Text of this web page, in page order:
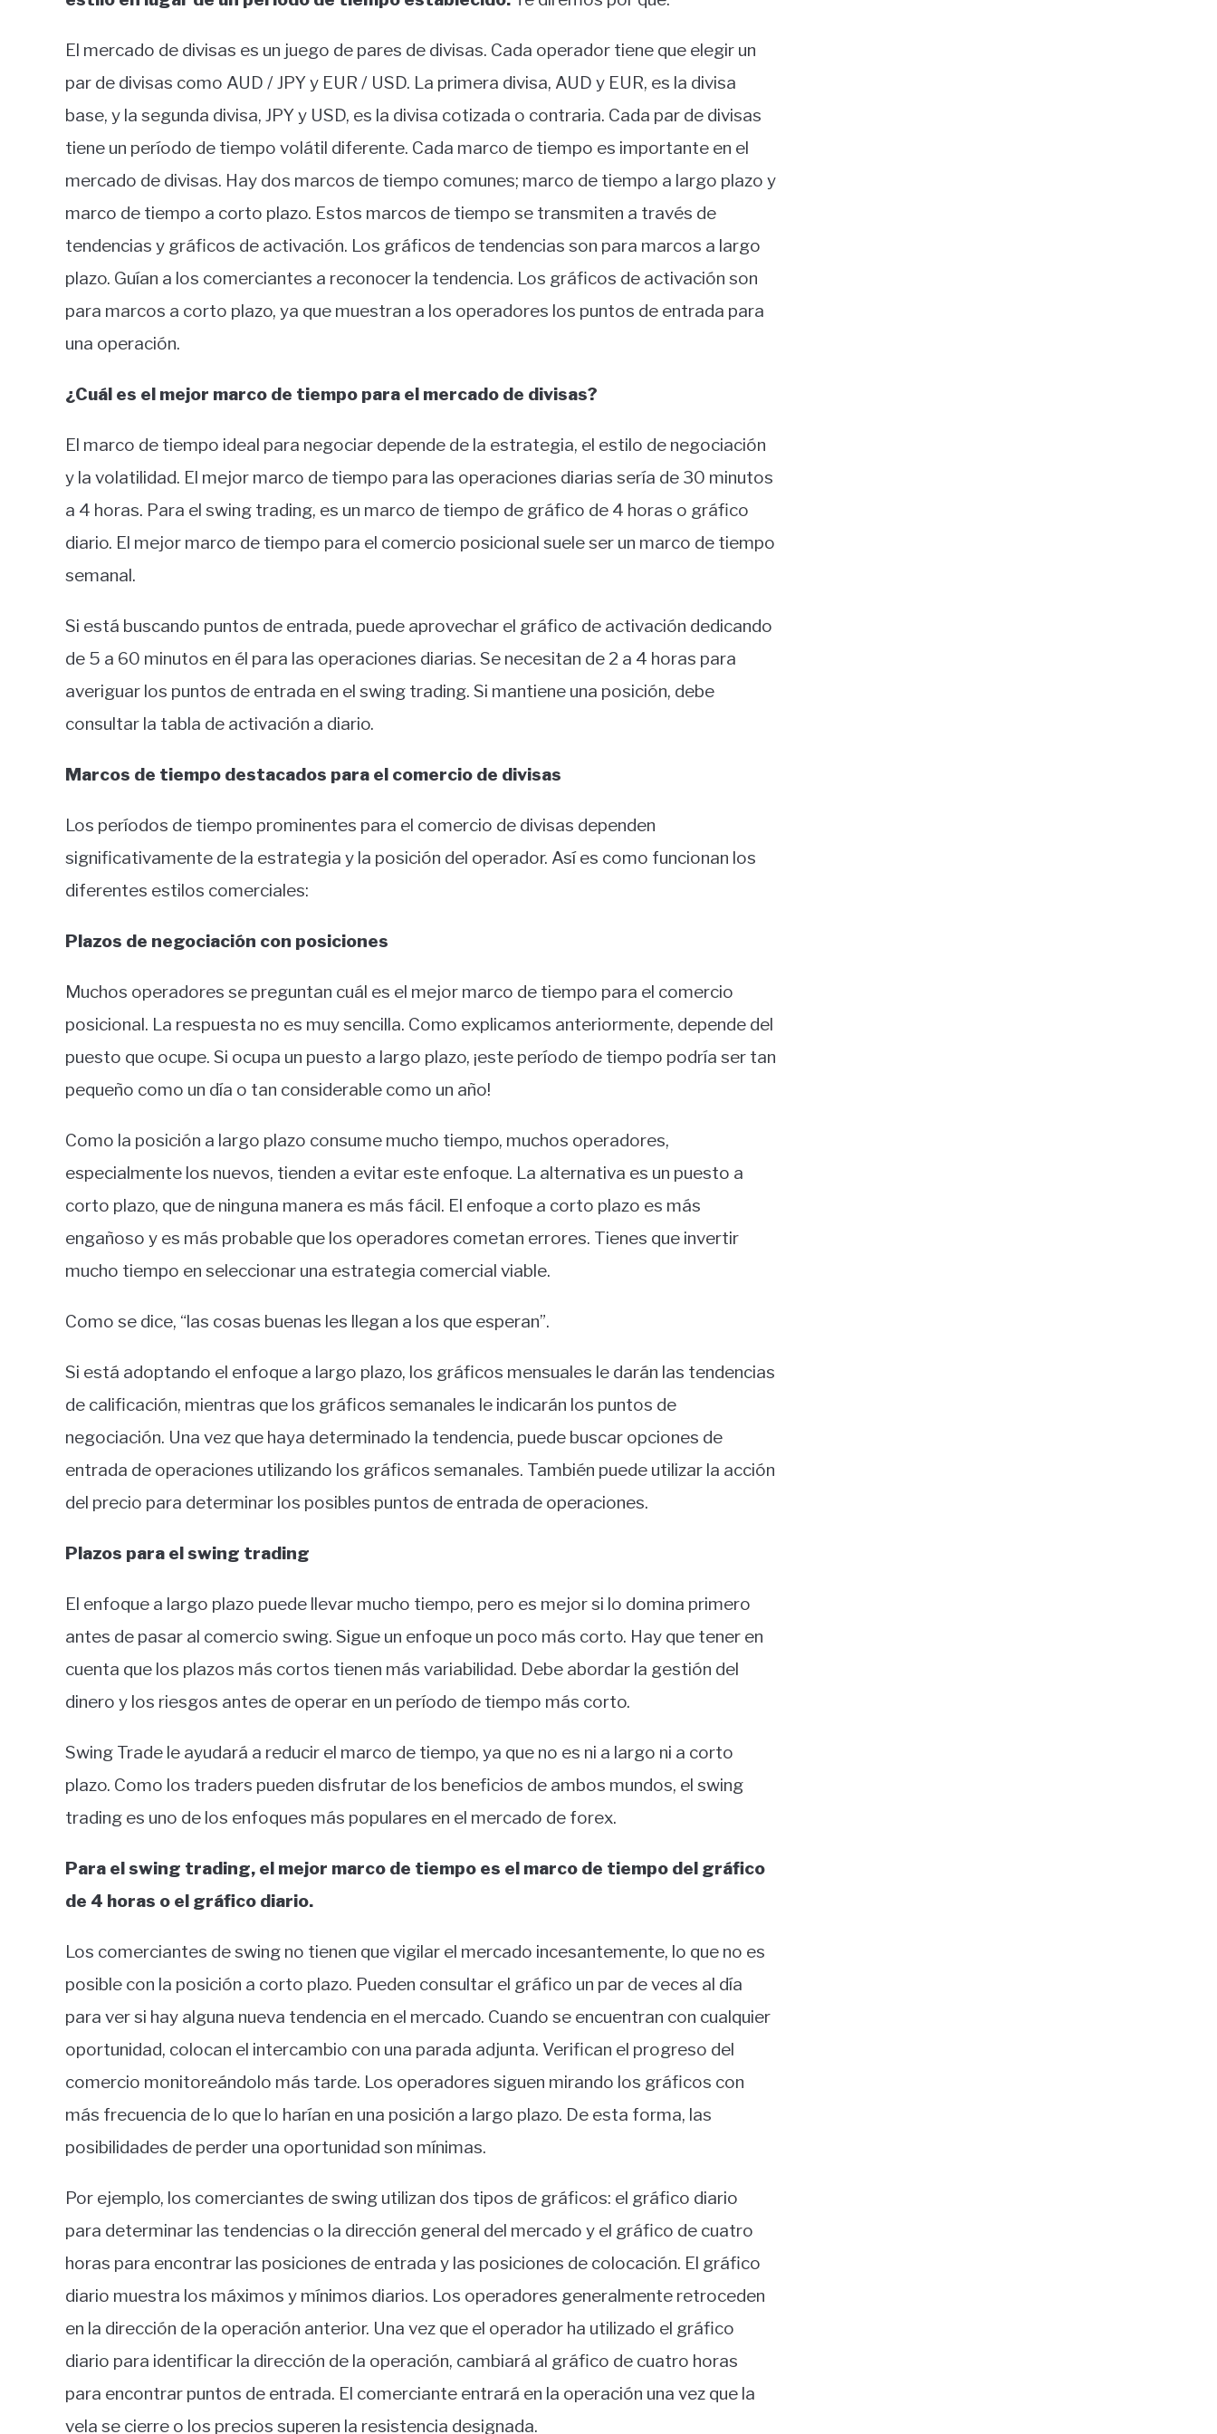
El mercado de divisas es un juego de pares de divisas. Cada operador tiene que elegir un
par de divisas como AUD / JPY y EUR / USD. La primera divisa, AUD y EUR, es la divisa
base, y la segunda divisa, JPY y USD, es la divisa cotizada o contraria. Cada par de divisas
tiene un período de tiempo volátil diferente. Cada marco de tiempo es importante en el
mercado de divisas. Hay dos marcos de tiempo comunes; marco de tiempo a largo plazo y
marco de tiempo a corto plazo. Estos marcos de tiempo se transmiten a través de
tendencias y gráficos de activación. Los gráficos de tendencias son para marcos a largo
plazo. Guían a los comerciantes a reconocer la tendencia. Los gráficos de activación son
para marcos a corto plazo, ya que muestran a los operadores los puntos de entrada para
una operación.
¿Cuál es el mejor marco de tiempo para el mercado de divisas?
El marco de tiempo ideal para negociar depende de la estrategia, el estilo de negociación
y la volatilidad. El mejor marco de tiempo para las operaciones diarias sería de 30 minutos
a 4 horas. Para el swing trading, es un marco de tiempo de gráfico de 4 horas o gráfico
diario. El mejor marco de tiempo para el comercio posicional suele ser un marco de tiempo
semanal.
Si está buscando puntos de entrada, puede aprovechar el gráfico de activación dedicando
de 5 a 60 minutos en él para las operaciones diarias. Se necesitan de 2 a 4 horas para
averiguar los puntos de entrada en el swing trading. Si mantiene una posición, debe
consultar la tabla de activación a diario.
Marcos de tiempo destacados para el comercio de divisas
Los períodos de tiempo prominentes para el comercio de divisas dependen
significativamente de la estrategia y la posición del operador. Así es como funcionan los
diferentes estilos comerciales:
Plazos de negociación con posiciones
Muchos operadores se preguntan cuál es el mejor marco de tiempo para el comercio
posicional. La respuesta no es muy sencilla. Como explicamos anteriormente, depende del
puesto que ocupe. Si ocupa un puesto a largo plazo, ¡este período de tiempo podría ser tan
pequeño como un día o tan considerable como un año!
Como la posición a largo plazo consume mucho tiempo, muchos operadores,
especialmente los nuevos, tienden a evitar este enfoque. La alternativa es un puesto a
corto plazo, que de ninguna manera es más fácil. El enfoque a corto plazo es más
engañoso y es más probable que los operadores cometan errores. Tienes que invertir
mucho tiempo en seleccionar una estrategia comercial viable.
Como se dice, “las cosas buenas les llegan a los que esperan”.
Si está adoptando el enfoque a largo plazo, los gráficos mensuales le darán las tendencias
de calificación, mientras que los gráficos semanales le indicarán los puntos de
negociación. Una vez que haya determinado la tendencia, puede buscar opciones de
entrada de operaciones utilizando los gráficos semanales. También puede utilizar la acción
del precio para determinar los posibles puntos de entrada de operaciones.
Plazos para el swing trading
El enfoque a largo plazo puede llevar mucho tiempo, pero es mejor si lo domina primero
antes de pasar al comercio swing. Sigue un enfoque un poco más corto. Hay que tener en
cuenta que los plazos más cortos tienen más variabilidad. Debe abordar la gestión del
dinero y los riesgos antes de operar en un período de tiempo más corto.
Swing Trade le ayudará a reducir el marco de tiempo, ya que no es ni a largo ni a corto
plazo. Como los traders pueden disfrutar de los beneficios de ambos mundos, el swing
trading es uno de los enfoques más populares en el mercado de forex.
Para el swing trading, el mejor marco de tiempo es el marco de tiempo del gráfico
de 4 horas o el gráfico diario.
Los comerciantes de swing no tienen que vigilar el mercado incesantemente, lo que no es
posible con la posición a corto plazo. Pueden consultar el gráfico un par de veces al día
para ver si hay alguna nueva tendencia en el mercado. Cuando se encuentran con cualquier
oportunidad, colocan el intercambio con una parada adjunta. Verifican el progreso del
comercio monitoreándolo más tarde. Los operadores siguen mirando los gráficos con
más frecuencia de lo que lo harían en una posición a largo plazo. De esta forma, las
posibilidades de perder una oportunidad son mínimas.
Por ejemplo, los comerciantes de swing utilizan dos tipos de gráficos: el gráfico diario
para determinar las tendencias o la dirección general del mercado y el gráfico de cuatro
horas para encontrar las posiciones de entrada y las posiciones de colocación. El gráfico
diario muestra los máximos y mínimos diarios. Los operadores generalmente retroceden
en la dirección de la operación anterior. Una vez que el operador ha utilizado el gráfico
diario para identificar la dirección de la operación, cambiará al gráfico de cuatro horas
para encontrar puntos de entrada. El comerciante entrará en la operación una vez que la
vela se cierre o los precios superen la resistencia designada.